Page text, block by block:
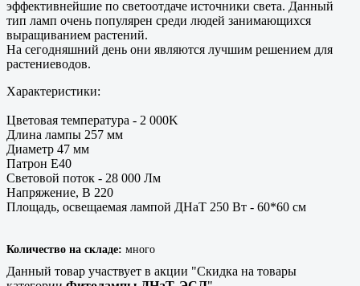
эффективнейшие по светоотдаче источники света. Данный
тип ламп очень популярен среди людей занимающихся
выращиванием растений.
На сегодняшний день они являются лучшим решением для
растениеводов.
Характеристики:
Цветовая температура - 2 000K
Длина лампы 257 мм
Диаметр 47 мм
Патрон E40
Световой поток - 28 000 Лм
Напряжение, В 220
Площадь, освещаемая лампой ДНаТ 250 Вт - 60*60 см
Количество на складе: много
Данный товар участвует в акции "Скидка на товары